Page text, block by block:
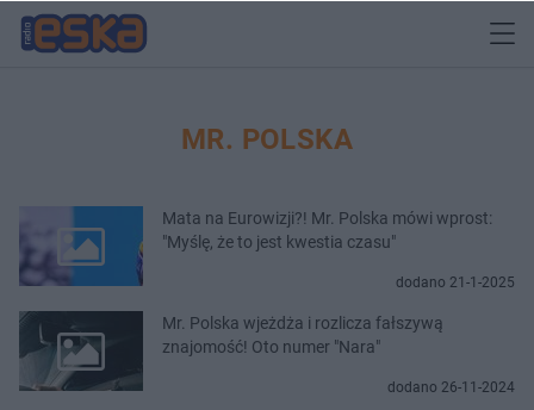
MR. POLSKA
Mata na Eurowizji?! Mr. Polska mówi wprost:
"Myślę, że to jest kwestia czasu"
dodano 21-1-2025
Mr. Polska wjeżdża i rozlicza fałszywą
znajomość! Oto numer "Nara"
dodano 26-11-2024